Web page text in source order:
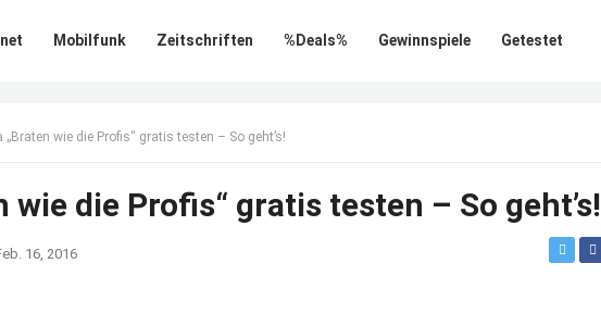
Mobilfunk Zeitschriften %Deals% Gewinnspiele Getestet
„Braten wie die Profis“ gratis testen – So geht’s!
wie die Profis“ gratis testen – So geht’s!
16, 2016